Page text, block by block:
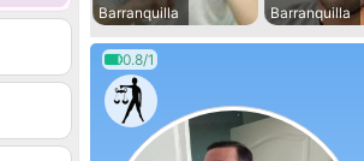
Barranquilla
Barranquilla
0.8/1